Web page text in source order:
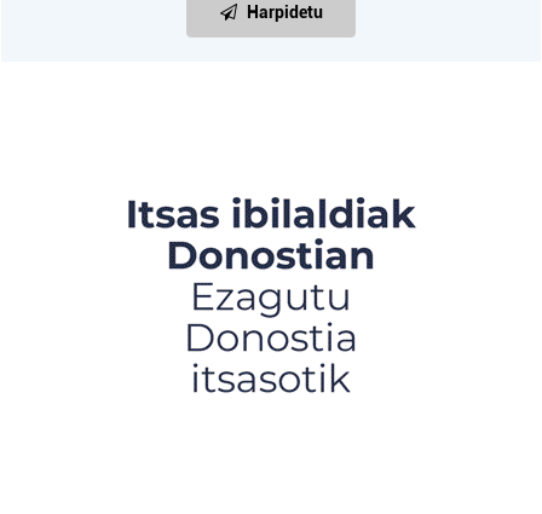
Harpidetu